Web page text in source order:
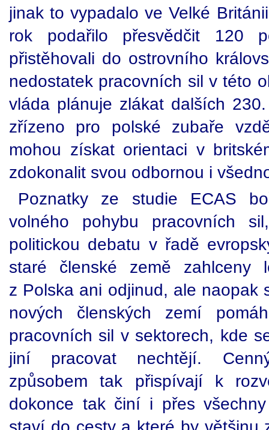
jinak to vypadalo ve Velké
rok podařilo přesvědčit 120
přistěhovali do ostrovního
nedostatek pracovních sil v této
vláda plánuje zlákat dalších
zřízeno pro polské zubaře
mohou získat orientaci v
zdokonalit svou odbornou i
Poznatky ze studie ECAS
volného pohybu pracovních
politickou debatu v řadě
staré členské země zahlceny
z Polska ani odjinud, ale naopak
nových členských zemí
pracovních sil v sektorech, kde
jiní pracovat nechtějí.
způsobem tak přispívají k
dokonce tak činí i přes